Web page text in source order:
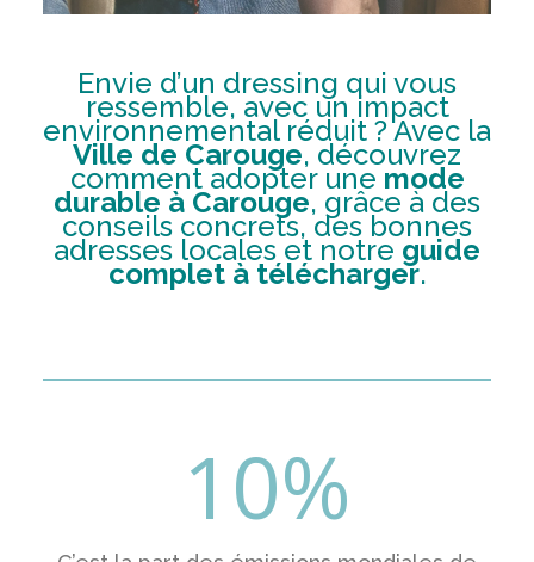
Envie d’un dressing qui vous
ressemble, avec un impact
environnemental réduit ? Avec la
Ville de Carouge, découvrez
comment adopter une mode
durable à Carouge, grâce à des
conseils concrets, des bonnes
adresses locales et notre guide
complet à télécharger.
10%